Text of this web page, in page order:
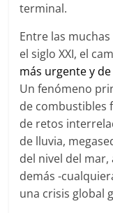
terminal.
Entre las
el siglo XXI, el
más urgente y
Un fenómeno
de combustibles
de retos
de lluvia,
del nivel del
demás -
una crisis global